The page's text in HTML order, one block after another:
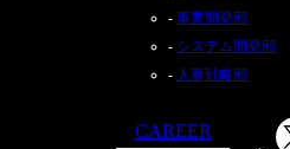
事業開発部
システム開発部
人事戦略部
CAREER